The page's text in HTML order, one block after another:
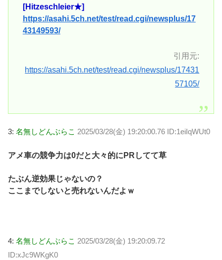
[Hitzeschleier★]
https://asahi.5ch.net/test/read.cgi/newsplus/17
43149593/
引用元:
https://asahi.5ch.net/test/read.cgi/newsplus/17431
57105/
3: 名無しどんぶらこ 2025/03/28(金) 19:20:00.76 ID:1eiIqWUt0
アメ車の競争力は0だと大々的にPRしてて草
たぶん逆効果じゃないの？
ここまでしないと売れないんだよｗ
4: 名無しどんぶらこ 2025/03/28(金) 19:20:09.72
ID:xJc9WKgK0